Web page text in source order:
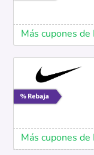
Más cupones de
Más cupones de